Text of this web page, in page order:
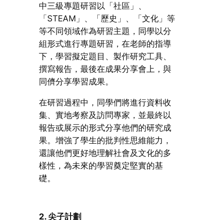
中三級專題研習以「社區」、
「STEAM」、「歷史」、「文化」等
等不同領域作為研習主題，同學以分
組形式進行專題研習，在老師的指導
下，學習擬定題目、製作研究工具、
撰寫報告，最後在成果分享會上，與
同儕分享學習成果。
在研習過程中，同學們將進行資料收
集、實地考察及訪問專家，並最終以
報告或展示的形式分享他們的研究成
果。增強了學生的批判性思維能力，
還讓他們更好地理解社會及文化的多
樣性，為未來的學習奠定堅實的基
礎。
2. 尖子計劃